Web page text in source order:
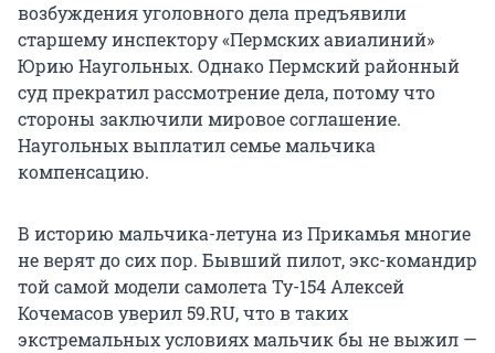
возбуждения уголовного дела предъявили
старшему инспектору «Пермских авиалиний»
Юрию Наугольных. Однако Пермский районный
суд прекратил рассмотрение дела, потому что
стороны заключили мировое соглашение.
Наугольных выплатил семье мальчика
компенсацию.
В историю мальчика-летуна из Прикамья многие
не верят до сих пор. Бывший пилот, экс-командир
той самой модели самолета Ту-154 Алексей
Кочемасов уверил 59.RU, что в таких
экстремальных условиях мальчик бы не выжил —